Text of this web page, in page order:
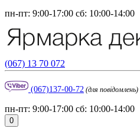
пн-пт: 9:00-17:00 сб: 10:00-14:00
(067) 13 70 072
(067)137-00-72 (для повідомлень)
пн-пт: 9:00-17:00 сб: 10:00-14:00
0